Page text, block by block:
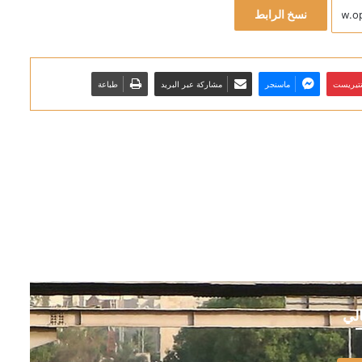
نسخ الرابط
ماسنجر مشاركة عبر البريد طباعة